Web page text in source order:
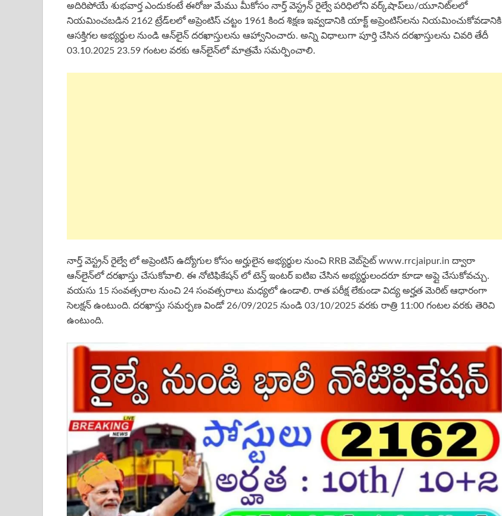
అదిరిపోయే శుభవార్త ఎందుకంటే ఈరోజు మేము మీకోసం నార్త్ వెస్ట్రన్ రైల్వే పరిధిలోని వర్క్‌షాప్‌లు/యూనిట్‌లలో
నియమించబడిన 2162 ట్రేడ్‌లలో అప్రెంటిస్ చట్టం 1961 కింద శిక్షణ ఇవ్వడానికి యాక్ట్ అప్రెంటిస్‌లను నియమించుకోవడానికి
ఆసక్తిగల అభ్యర్థుల నుండి ఆన్‌లైన్ దరఖాస్తులను ఆహ్వానించారు. అన్ని విధాలుగా పూర్తి చేసిన దరఖాస్తులను చివరి తేదీ
03.10.2025 23.59 గంటల వరకు ఆన్‌లైన్‌లో మాత్రమే సమర్పించాలి.
నార్త్ వెస్ట్రన్ రైల్వే లో అప్రెంటిస్ ఉద్యోగుల కోసం అర్హులైన అభ్యర్థుల నుంచి RRB వెబ్‌సైట్ www.rrcjaipur.in ద్వారా
ఆన్‌లైన్‌లో దరఖాస్తు చేసుకోవాలి. ఈ నోటిఫికేషన్ లో టెన్త్ ఇంటర్ ఐటిఐ చేసిన అభ్యర్థులందరూ కూడా అప్లై చేసుకోవచ్చు.
వయసు 15 సంవత్సరాల నుంచి 24 సంవత్సరాలు మధ్యలో ఉండాలి. రాత పరీక్ష లేకుండా విద్య అర్హత మెరిట్ ఆధారంగా
సెలక్షన్ ఉంటుంది. దరఖాస్తు సమర్పణ విండో 26/09/2025 నుండి 03/10/2025 వరకు రాత్రి 11:00 గంటల వరకు తెరిచి
ఉంటుంది.